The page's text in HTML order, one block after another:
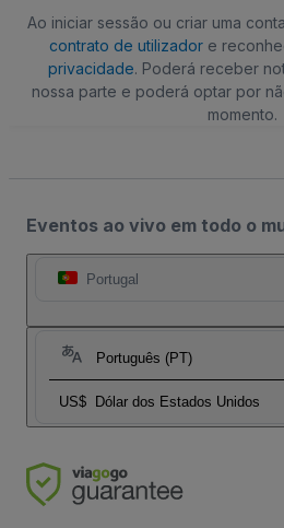
Ao iniciar sessão ou criar uma
contrato de utilizadore
privacidade. Poderá receber
nossa parte e poderá optar por
momento.
Eventos ao vivo em todo o
Portugal
Português (PT)
US$ Dólar dos Estados Unidos